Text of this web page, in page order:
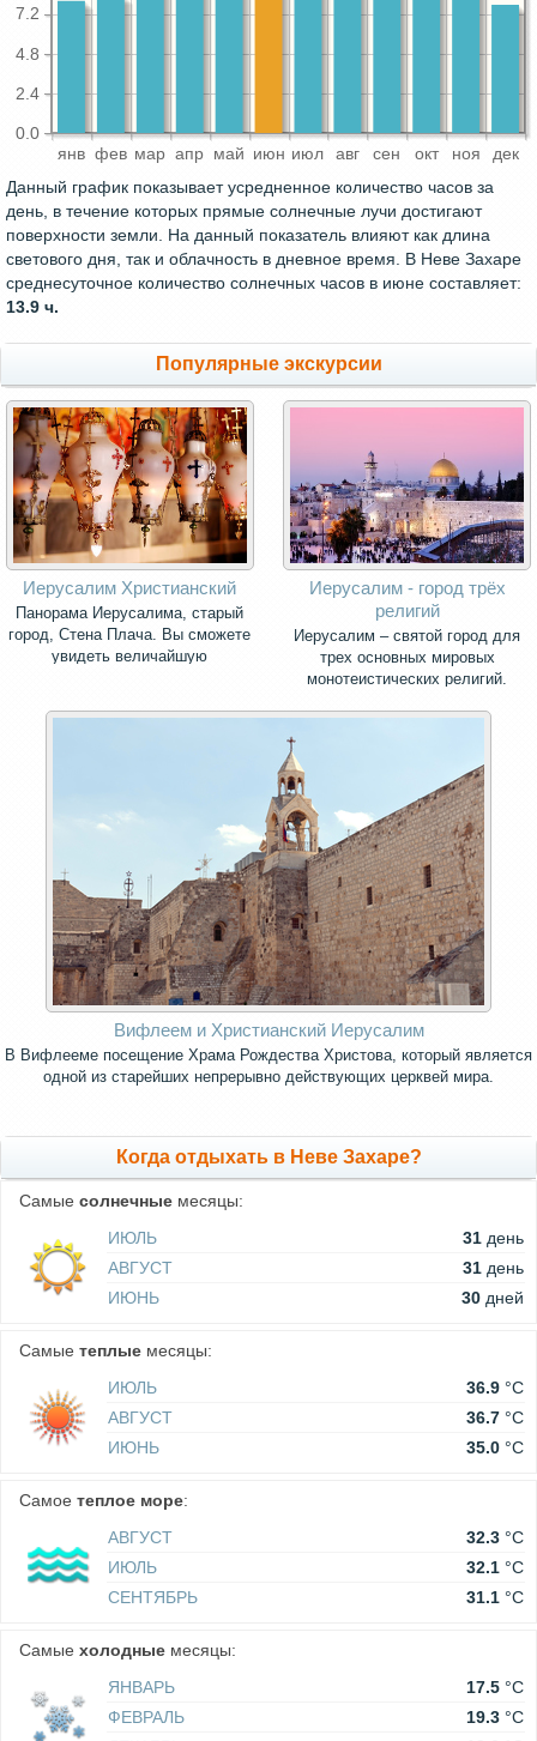
янв фев мар апр май июн июл авг сен окт ноя дек
0.0
2.4
4.8
7.2
Данный график показывает усредненное количество часов за
день, в течение которых прямые солнечные лучи достигают
поверхности земли. На данный показатель влияют как длина
светового дня, так и облачность в дневное время. В Неве Захаре
среднесуточное количество солнечных часов в июне составляет:
13.9 ч.
Популярные экскурсии
Иерусалим Христианский
Панорама Иерусалима, старый
город, Стена Плача. Вы сможете
увидеть величайшую
погребена Богоматерь
Иерусалим - город трёх
религий
Иерусалим – святой город для
трех основных мировых
монотеистических религий.
Вифлеем и Христианский Иерусалим
В Вифлееме посещение Храма Рождества Христова, который является
одной из старейших непрерывно действующих церквей мира.
Когда отдыхать в Неве Захаре?
Самые солнечные месяцы:
ИЮЛЬ
31 день
АВГУСТ
31 день
ИЮНЬ
30 дней
Самые теплые месяцы:
ИЮЛЬ
36.9 °C
АВГУСТ
36.7 °C
ИЮНЬ
35.0 °C
Самое теплое море:
АВГУСТ
32.3 °C
ИЮЛЬ
32.1 °C
СЕНТЯБРЬ
31.1 °C
Самые холодные месяцы:
ЯНВАРЬ
17.5 °C
ФЕВРАЛЬ
19.3 °C